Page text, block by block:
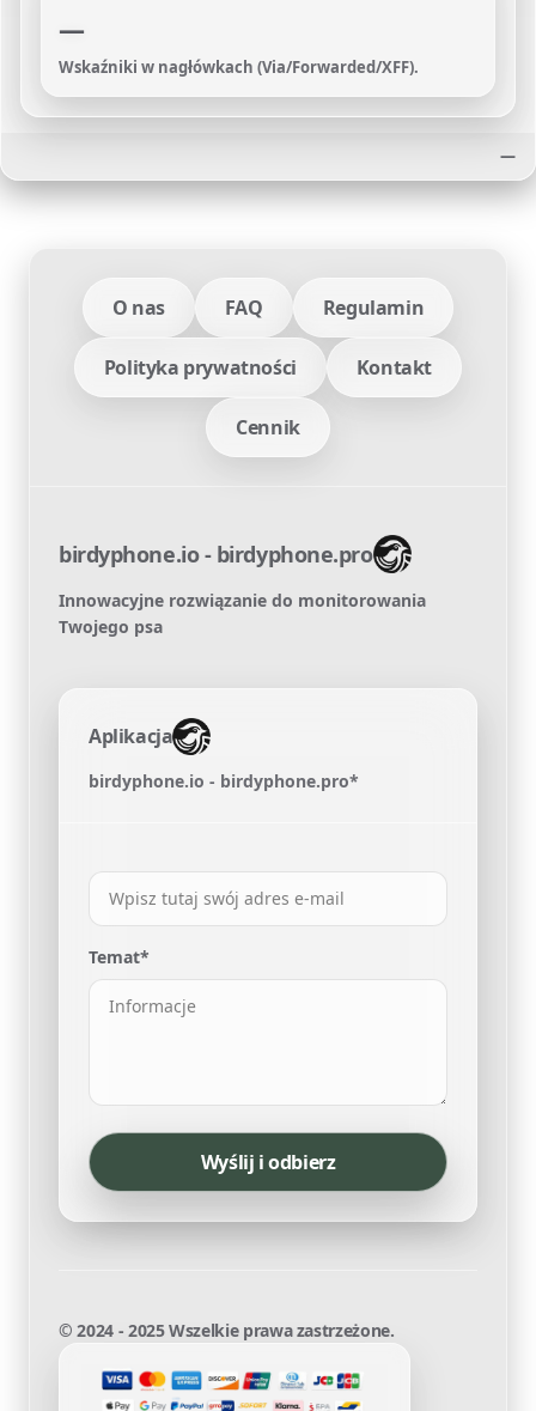
—
Wskaźniki w nagłówkach (Via/Forwarded/XFF).
—
O nas FAQ Regulamin
Polityka prywatności Kontakt
Cennik
birdyphone.io - birdyphone.pro
Innowacyjne rozwiązanie do monitorowania
Twojego psa
Aplikacja
birdyphone.io - birdyphone.pro*
Temat*
Wyślij i odbierz
© 2024 - 2025 Wszelkie prawa zastrzeżone.